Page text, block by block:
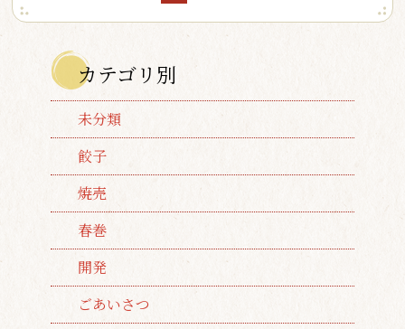
カテゴリ別
未分類
餃子
焼売
春巻
開発
ごあいさつ